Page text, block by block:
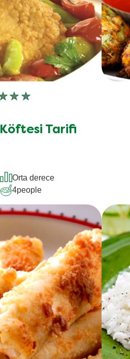
Bu
için
Köftesi Tarifi
Orta derece
4people